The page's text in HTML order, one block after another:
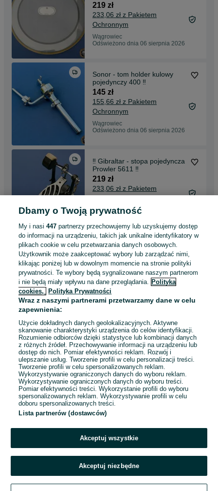
219 zł
233,06 zł z Pakietem
Ochronnym
Wągrowiec
Odświeżono dnia 06 sierpnia 2026
Sonor - tom holder kulowy
pojedynczy 400 ‼️
145 zł
155,66 zł z Pakietem
Ochronnym
Wągrowiec
Odświeżono dnia 06 sierpnia 2026
‼️ Gibraltar - stopa pojedyncza
Prowler 5611 ‼️
219 zł
233,06 zł z Pakietem
Wągrowiec
05 sierpnia 2026
‼️ Yamaha - statyw platforma
WS-904A ‼️
539 zł
567,78 zł z Pakietem
Ochronnym
Wągrowiec
Odświeżono dnia 05 sierpnia 2026
1 2 3 ... 40
Zadzwoń / SMS
Dbamy o Twoją prywatność
My i nasi447 partnerzy przechowujemy lub uzyskujemy dostęp
do informacji na urządzeniu, takich jak unikalne identyfikatory w
plikach cookie w celu przetwarzania danych osobowych.
Użytkownik może zaakceptować wybory lub zarządzać nimi,
klikając poniżej lub w dowolnym momencie na stronie polityki
prywatności. Te wybory będą sygnalizowane naszym partnerom
i nie będą miały wpływu na dane przeglądania. Polityka
cookies,
Polityka Prywatności
Wraz z naszymi partnerami przetwarzamy dane w celu
zapewnienia:
Użycie dokładnych danych geolokalizacyjnych. Aktywne
skanowanie charakterystyki urządzenia do celów identyfikacji.
Rozumienie odbiorców dzięki statystyce lub kombinacji danych
z różnych źródeł. Przechowywanie informacji na urządzeniu lub
dostęp do nich. Pomiar efektywności reklam. Rozwój i
ulepszanie usług. Tworzenie profili w celu personalizacji treści.
Tworzenie profili w celu spersonalizowanych reklam.
Wykorzystywanie ograniczonych danych do wyboru reklam.
Wykorzystywanie ograniczonych danych do wyboru treści.
Pomiar efektywności treści. Wykorzystanie profili do wyboru
spersonalizowanych reklam. Wykorzystywanie profili w celu
doboru spersonalizowanych treści.
Lista partnerów (dostawców)
Akceptuj wszystkie
Akceptuj niezbędne